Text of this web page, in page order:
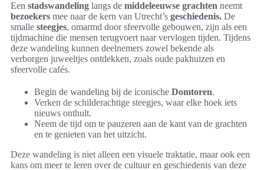
Een stadswandeling langs de middeleeuwse grachten neemt
bezoekers mee naar de kern van Utrecht’s geschiedenis. De
smalle steegjes, omarmd door sfeervolle gebouwen, zijn als een
tijdmachine die mensen terugvoert naar vervlogen tijden. Tijdens
deze wandeling kunnen deelnemers zowel bekende als
verborgen juweeltjes ontdekken, zoals oude pakhuizen en
sfeervolle cafés.
Begin de wandeling bij de iconische Domtoren.
Verken de schilderachtige steegjes, waar elke hoek iets
nieuws onthult.
Neem de tijd om te pauzeren aan de kant van de grachten
en te genieten van het uitzicht.
Deze wandeling is niet alleen een visuele traktatie, maar ook een
kans om meer te leren over de cultuur en geschiedenis van deze